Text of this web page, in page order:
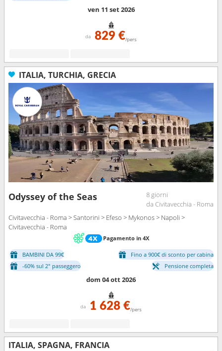
ven 11 set 2026
da 829 €/pers
ITALIA, TURCHIA, GRECIA
Odyssey of the Seas
8 giorni
da Civitavecchia - Roma
Civitavecchia - Roma > Santorini > Efeso > Mykonos > Napoli >
Civitavecchia - Roma
Pagamento in 4X
BAMBINI DA 99€
Fino a 900€ di sconto per cabina
-60% sul 2° passeggero
Pensione completa
dom 04 ott 2026
da 1 628 €/pers
ITALIA, SPAGNA, FRANCIA